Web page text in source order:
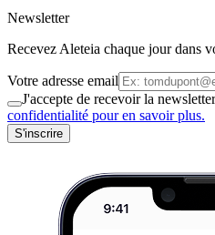
Newsletter
Recevez Aleteia chaque jour dans
Votre adresse email
J'accepte de recevoir la
confidentialité pour en savoir plus.
S'inscrire